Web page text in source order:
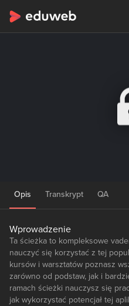
Opis Transkrypt QA
Wprowadzenie
Ta ścieżka to kompleksowe
nauczyć się korzystać z tej
kursów i warsztatów poznasz
zarówno od podstaw, jak i
ramach ścieżki nauczysz się
jak wykorzystać potencjał tej